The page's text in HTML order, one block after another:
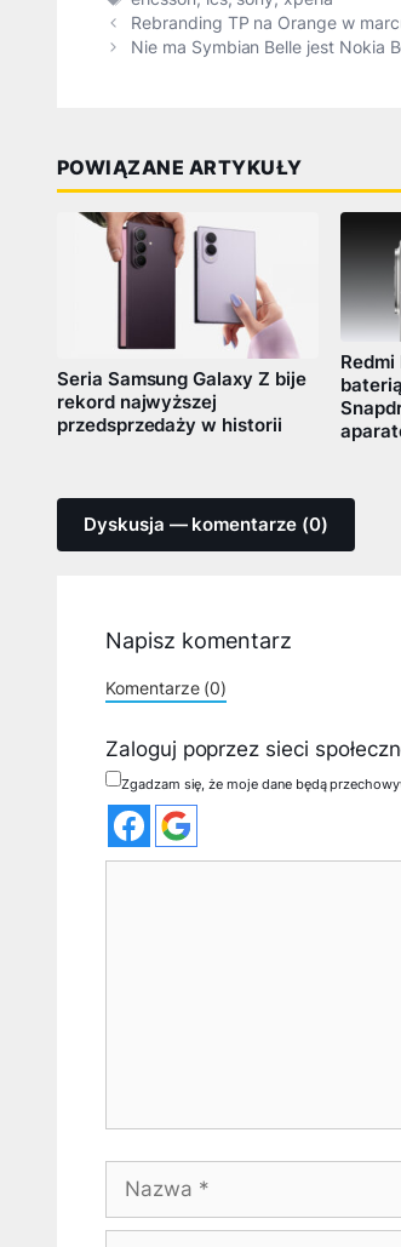
Rebranding TP na Orange w
Nie ma Symbian Belle jest Nokia
POWIĄZANE ARTYKUŁY
Seria Samsung Galaxy Z bije
rekord najwyższej
przedsprzedaży w historii
Redmi
Dyskusja — komentarze (0)
Napisz komentarz
Komentarze (0)
Zaloguj poprzez sieci
Zgadzam się, że moje dane będą